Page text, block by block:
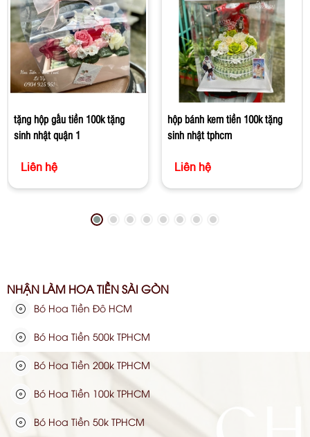
tặng hộp gấu tiền 100k tặng
sinh nhật quận 1
Liên hệ
hộp bánh kem tiền 100k tặng
sinh nhật tphcm
Liên hệ
NHẬN LÀM HOA TIỀN SÀI GÒN
Bó Hoa Tiền Đô HCM
Bó Hoa Tiền 500k TPHCM
Bó Hoa Tiền 200k TPHCM
Bó Hoa Tiền 100k TPHCM
Bó Hoa Tiền 50k TPHCM